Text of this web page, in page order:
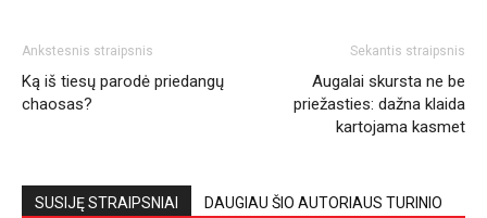
Ankstesnis straipsnis
Ką iš tiesų parodė priedangų
chaosas?
Sekantis straipsnis
Augalai skursta ne be
priežasties: dažna klaida
kartojama kasmet
SUSIJĘ STRAIPSNIAI DAUGIAU ŠIO AUTORIAUS TURINIO